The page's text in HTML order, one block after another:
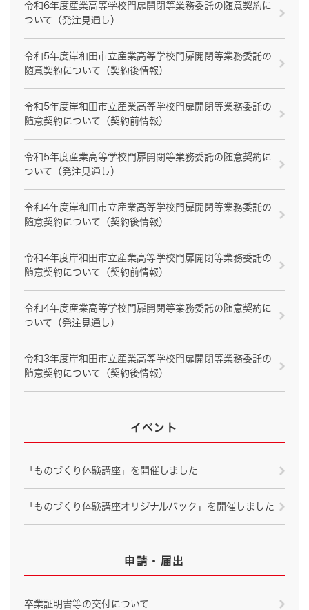
令和6年度産業高等学校門扉開閉等業務委託の随意契約に
ついて（発注見通し）
令和5年度岸和田市立産業高等学校門扉開閉等業務委託の
随意契約について（契約後情報）
令和5年度岸和田市立産業高等学校門扉開閉等業務委託の
随意契約について（契約前情報）
令和5年度産業高等学校門扉開閉等業務委託の随意契約に
ついて（発注見通し）
令和4年度岸和田市立産業高等学校門扉開閉等業務委託の
随意契約について（契約後情報）
令和4年度岸和田市立産業高等学校門扉開閉等業務委託の
随意契約について（契約前情報）
令和4年度産業高等学校門扉開閉等業務委託の随意契約に
ついて（発注見通し）
令和3年度岸和田市立産業高等学校門扉開閉等業務委託の
随意契約について（契約後情報）
イベント
「ものづくり体験講座」を開催しました
「ものづくり体験講座オリジナルバック」を開催しました
申請・届出
卒業証明書等の交付について